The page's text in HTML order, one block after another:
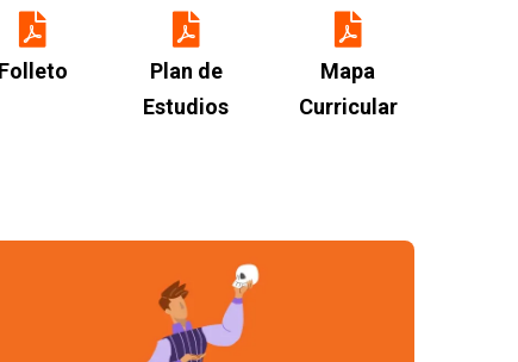
Folleto
Plan de
Estudios
Mapa
Curricular